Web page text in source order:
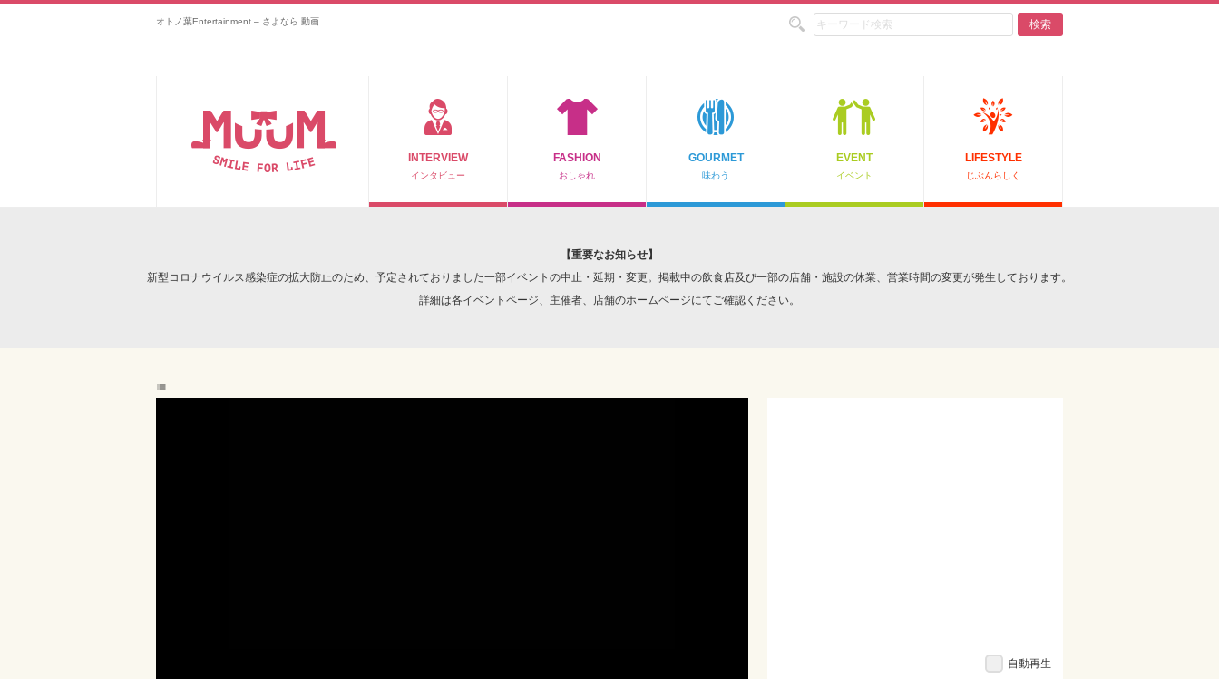
オトノ葉Entertainment – さよなら 動画 検索
INTERVIEW
インタビュー
FASHION
おしゃれ
GOURMET
味わう
EVENT
イベント
LIFESTYLE
じぶんらしく
【重要なお知らせ】
新型コロナウイルス感染症の拡大防止のため、予定されておりました一部イベントの中止・延期・変更。掲載中の飲食店及び一部の店舗・施設の休業、営業時間の変更が発生しております。
詳細は各イベントページ、主催者、店舗のホームページにてご確認ください。

自動再生